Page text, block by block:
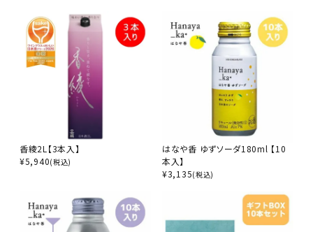
円 ～ 円
香綾2L【3本入】
¥5,940(税込)
はなや香 ゆずソーダ180ml 【10
本入】
¥3,135(税込)